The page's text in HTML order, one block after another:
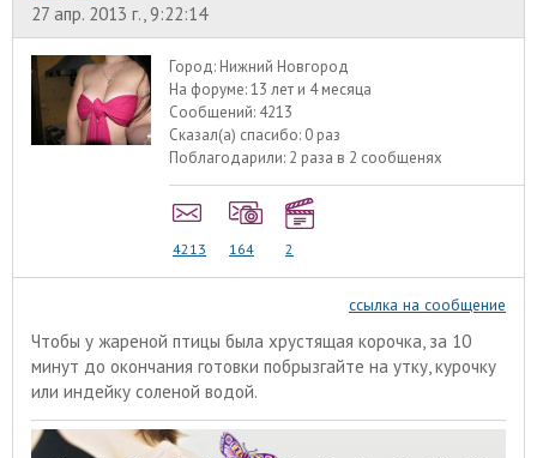
27 апр. 2013 г., 9:22:14
Город: Нижний Новгород
На форуме:13 лет и 4 месяца
Сообщений: 4213
Сказал(а) спасибо: 0 раз
Поблагодарили: 2 раза в 2 сообщенях
4213 164 2
ссылка на сообщение
Чтобы у жареной птицы была хрустящая корочка, за 10
минут до окончания готовки побрызгайте на утку, курочку
или индейку соленой водой.